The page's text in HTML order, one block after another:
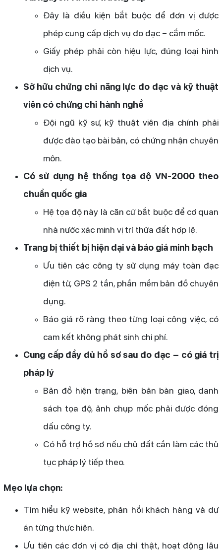
Đây là điều kiện bắt buộc để đơn vị được
phép cung cấp dịch vụ đo đạc – cắm mốc.
Giấy phép phải còn hiệu lực, đúng loại hình
dịch vụ.
Sở hữu chứng chỉ năng lực đo đạc và kỹ thuật
viên có chứng chỉ hành nghề
Đội ngũ kỹ sư, kỹ thuật viên địa chính phải
được đào tạo bài bản, có chứng nhận chuyên
môn.
Có sử dụng hệ thống tọa độ VN-2000 theo
chuẩn quốc gia
Hệ tọa độ này là căn cứ bắt buộc để cơ quan
nhà nước xác minh vị trí thửa đất hợp lệ.
Trang bị thiết bị hiện đại và báo giá minh bạch
Ưu tiên các công ty sử dụng máy toàn đạc
điện tử, GPS 2 tần, phần mềm bản đồ chuyên
dụng.
Báo giá rõ ràng theo từng loại công việc, có
cam kết không phát sinh chi phí.
Cung cấp đầy đủ hồ sơ sau đo đạc – có giá trị
pháp lý
Bản đồ hiện trạng, biên bản bàn giao, danh
sách tọa độ, ảnh chụp mốc phải được đóng
dấu công ty.
Có hỗ trợ hồ sơ nếu chủ đất cần làm các thủ
tục pháp lý tiếp theo.
Mẹo lựa chọn:
Tìm hiểu kỹ website, phản hồi khách hàng và dự
án từng thực hiện.
Ưu tiên các đơn vị có địa chỉ thật, hoạt động lâu